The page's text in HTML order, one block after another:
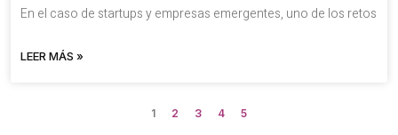
En el caso de startups y empresas emergentes, uno de los retos
LEER MÁS »
1 2 3 4 5